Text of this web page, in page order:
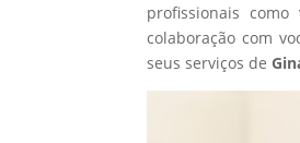
profissionais
colaboração com
seus serviços de